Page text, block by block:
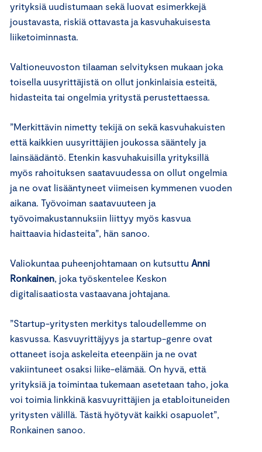
yrityksiä uudistumaan sekä luovat esimerkkejä
joustavasta, riskiä ottavasta ja kasvuhakuisesta
liiketoiminnasta.
Valtioneuvoston tilaaman selvityksen mukaan joka
toisella uusyrittäjistä on ollut jonkinlaisia esteitä,
hidasteita tai ongelmia yritystä perustettaessa.
”Merkittävin nimetty tekijä on sekä kasvuhakuisten
että kaikkien uusyrittäjien joukossa sääntely ja
lainsäädäntö. Etenkin kasvuhakuisilla yrityksillä
myös rahoituksen saatavuudessa on ollut ongelmia
ja ne ovat lisääntyneet viimeisen kymmenen vuoden
aikana. Työvoiman saatavuuteen ja
työvoimakustannuksiin liittyy myös kasvua
haittaavia hidasteita”, hän sanoo.
Valiokuntaa puheenjohtamaan on kutsuttu Anni
Ronkainen , joka työskentelee Keskon
digitalisaatiosta vastaavana johtajana.
”Startup-yritysten merkitys taloudellemme on
kasvussa. Kasvuyrittäjyys ja startup-genre ovat
ottaneet isoja askeleita eteenpäin ja ne ovat
vakiintuneet osaksi liike-elämää. On hyvä, että
yrityksiä ja toimintaa tukemaan asetetaan taho, joka
voi toimia linkkinä kasvuyrittäjien ja etabloituneiden
yritysten välillä. Tästä hyötyvät kaikki osapuolet”,
Ronkainen sanoo.